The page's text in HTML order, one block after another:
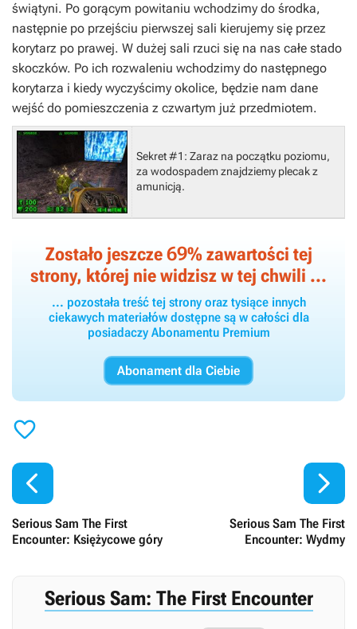
świątyni. Po gorącym powitaniu wchodzimy do środka,
następnie po przejściu pierwszej sali kierujemy się przez
korytarz po prawej. W dużej sali rzuci się na nas całe stado
skoczków. Po ich rozwaleniu wchodzimy do następnego
korytarza i kiedy wyczyścimy okolice, będzie nam dane
wejść do pomieszczenia z czwartym już przedmiotem.
Sekret #1: Zaraz na początku poziomu,
za wodospadem znajdziemy plecak z
amunicją.
Zostało jeszcze69% zawartości tej
strony, której nie widzisz w tej chwili ...
... pozostała treść tej strony oraz tysiące innych
ciekawych materiałów dostępne są w całości dla
posiadaczy Abonamentu Premium
Abonament dla Ciebie


Serious Sam The First
Encounter: Księżycowe góry
Serious Sam The First
Encounter: Wydmy

Serious Sam: The First Encounter